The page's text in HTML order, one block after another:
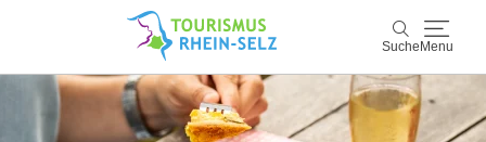
Suche Menu
Suche
Rhein-Selz